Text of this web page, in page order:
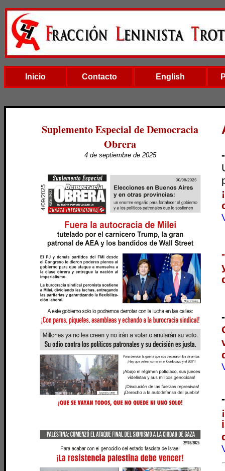
Inicio Contacto English
Suplemento Especial de Democracia
Obrera
4 de septiembre de 2025